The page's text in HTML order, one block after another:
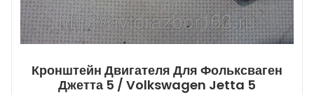
Кронштейн Двигателя Для Фольксваген
Джетта 5 / Volkswagen Jetta 5